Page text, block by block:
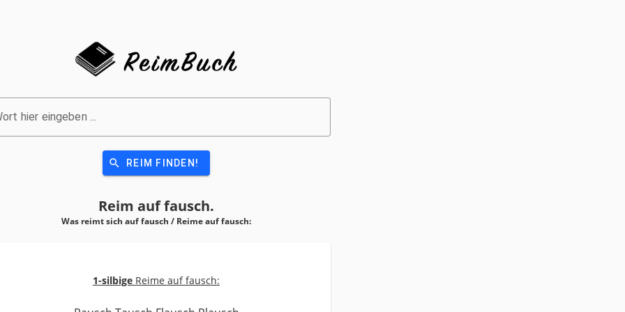
hier eingeben ...
search REIM FINDEN!
Reim auffausch.
Was reimt sich auf fausch / Reime auffausch:
1-silbige Reime auf fausch: